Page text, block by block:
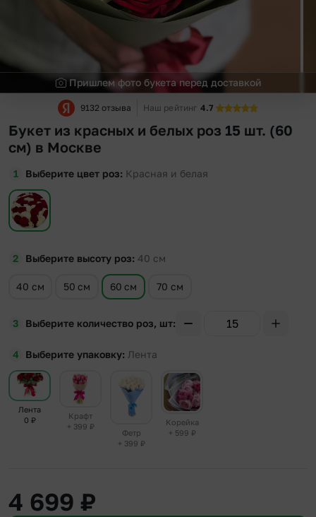
Пришлем фото букета перед доставкой
9132 отзыва Наш рейтинг 4.7
Букет из красных и белых роз 15 шт. (60
см) в Москве
Выберите цвет роз Красная и белая
Выберите высоту роз 40 см
40 см 50 см 60 см 70 см
Выберите количество роз, шт
Выберите упаковку Лента
Лента
0 ₽
Крафт
+ 399 ₽
Фетр
+ 399 ₽
Корейка
+ 599 ₽
4 699 ₽